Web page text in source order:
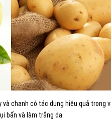
chanh có tác dụng hiệu quả trong
bẩn và làm trắng da.